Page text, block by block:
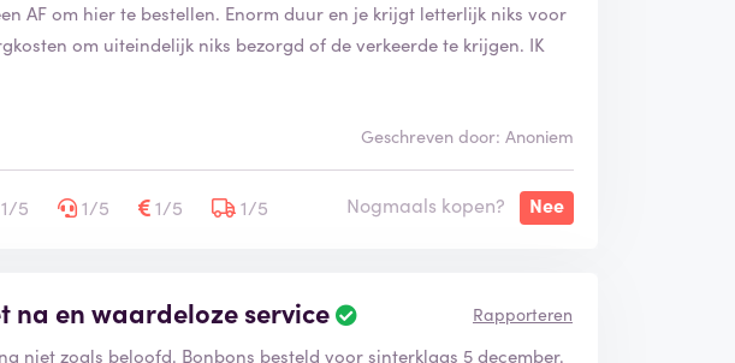
AF om hier te bestellen. Enorm duur en je krijgt letterlijk niks voor
om uiteindelijk niks bezorgd of de verkeerde te krijgen. IK
Geschreven door: Anoniem
5 1/5 1/5 1/5 Nogmaals kopen? Nee
na en waardeloze service Rapporteren
niet zoals beloofd. Bonbons besteld voor sinterklaas 5 december.